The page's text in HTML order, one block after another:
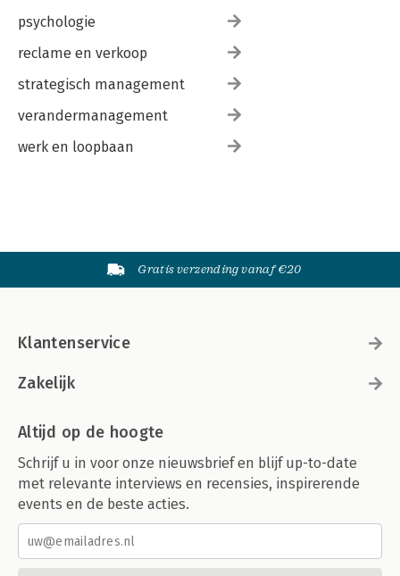
psychologie
reclame en verkoop
strategisch management
verandermanagement
werk en loopbaan
Gratis verzending vanaf €20
Klantenservice
Zakelijk
Altijd op de hoogte
Schrijf u in voor onze nieuwsbrief en blijf up-to-date
met relevante interviews en recensies, inspirerende
events en de beste acties.